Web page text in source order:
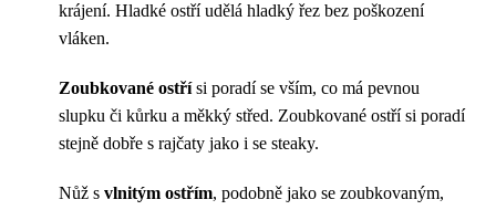
krájení. Hladké ostří udělá hladký řez bez poškození
vláken.
Zoubkované ostřísi poradí se vším, co má pevnou
slupku či kůrku a měkký střed. Zoubkované ostří si poradí
stejně dobře s rajčaty jako i se steaky.
Nůž s vlnitým ostřím, podobně jako se zoubkovaným,